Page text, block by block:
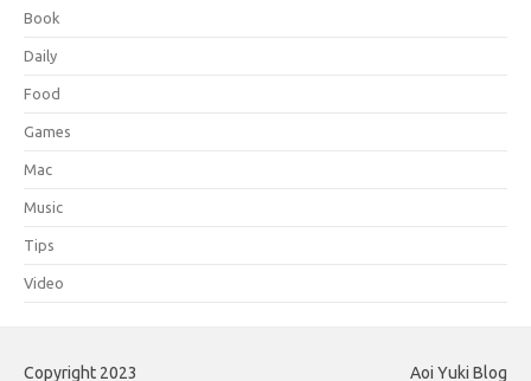
Book
Daily
Food
Games
Mac
Music
Tips
Video
Copyright 2023 Aoi Yuki Blog